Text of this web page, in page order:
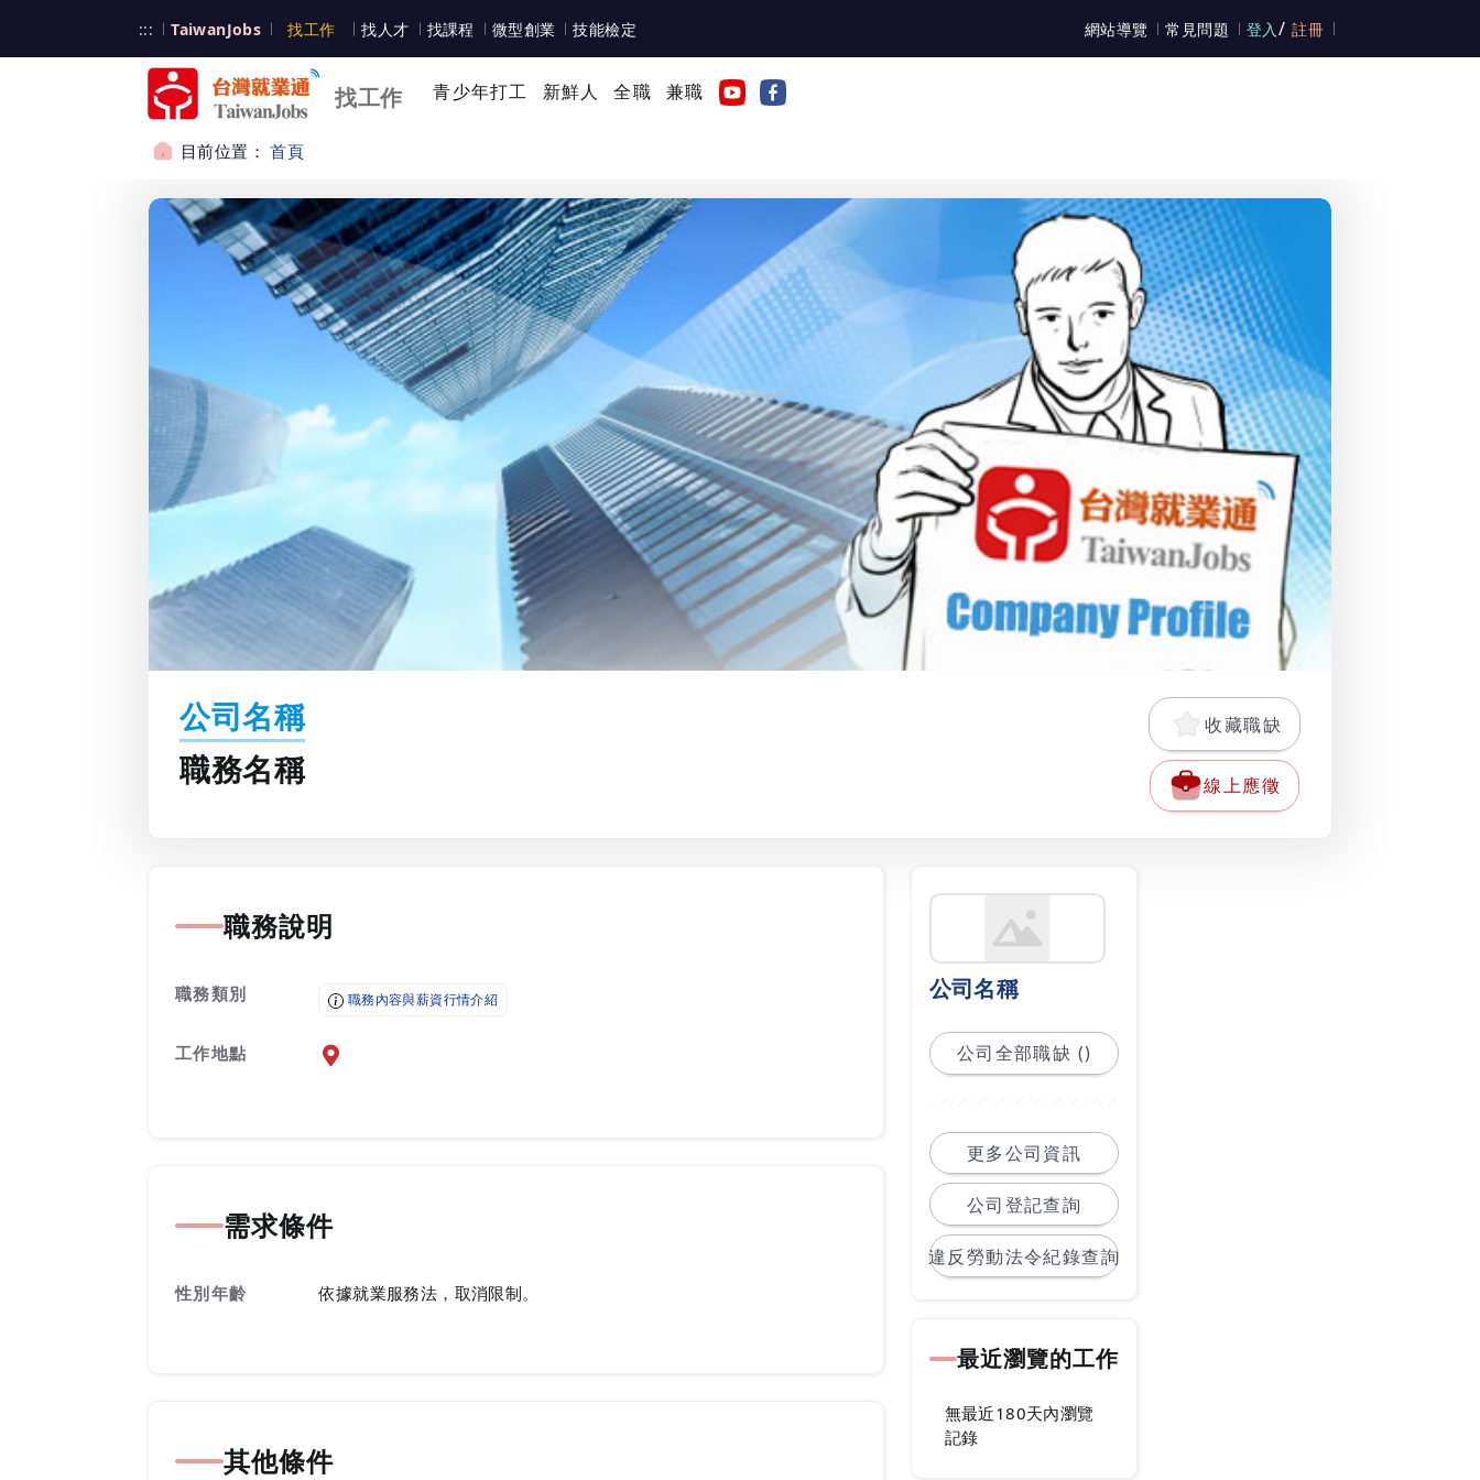
::: TaiwanJobs 台灣就業通
找工作 台灣就業通
找人才 找課程 微型創業 技能檢定 網站導覽 常見問題 登入 / 註冊
找工作 青少年打工 新鮮人 全職 兼職
目前位置：首頁
公司名稱
職務名稱
收藏職缺
線上應徵
職務說明
職務類別 職務內容與薪資行情介紹
工作地點 前往查看地圖
需求條件
性別年齡 依據就業服務法，取消限制。
其他條件
公司名稱
公司全部職缺 ()
更多公司資訊
公司登記查詢
違反勞動法令紀錄查詢
最近瀏覽的工作
無最近180天內瀏覽
記錄